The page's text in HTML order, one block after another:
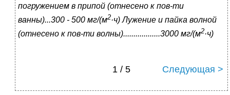
погружением в припой (отнесено к пов-ти
ванны)...300 - 500 мг/(м2·ч) Лужение и пайка волной
(отнесено к пов-ти волны)..................3000 мг/(м2·ч)
1 / 5 Следующая >